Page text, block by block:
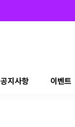
공지사항 이벤트